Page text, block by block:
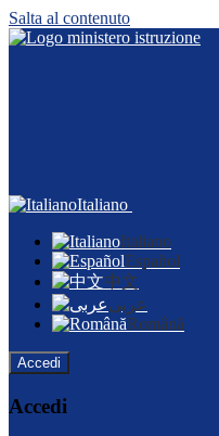
Salta al contenuto
Italiano
Italiano
Español
中文
عربى
Română
Accedi
Accedi